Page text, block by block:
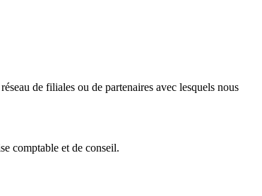
de filiales ou de partenaires avec lesquels nous
comptable et de conseil.